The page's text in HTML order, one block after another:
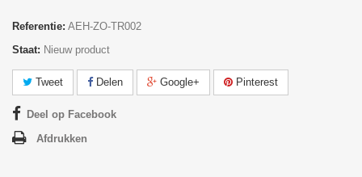
Referentie: AEH-ZO-TR002
Staat: Nieuw product
Tweet Delen Google+ Pinterest
Deel op Facebook
Afdrukken